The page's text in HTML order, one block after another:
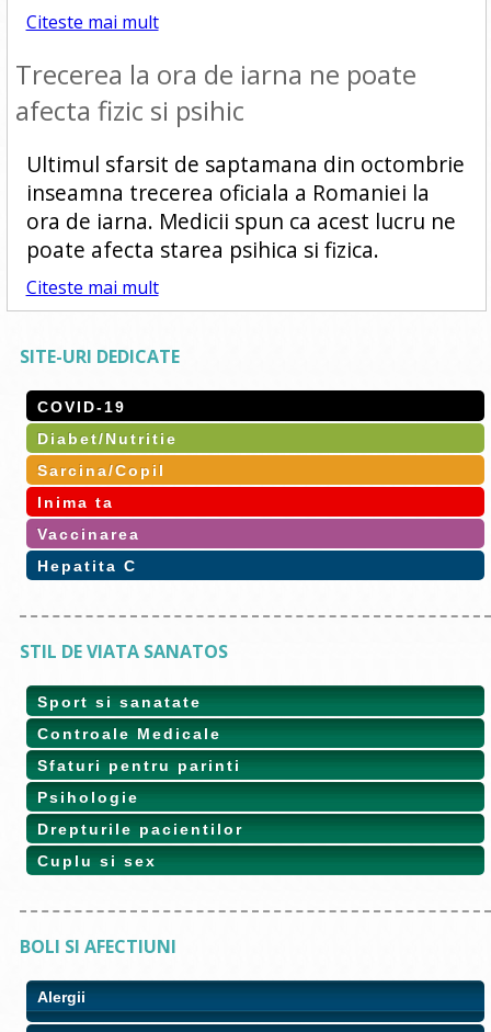
Citeste mai mult
Trecerea la ora de iarna ne poate
afecta fizic si psihic
Ultimul sfarsit de saptamana din octombrie
inseamna trecerea oficiala a Romaniei la
ora de iarna. Medicii spun ca acest lucru ne
poate afecta starea psihica si fizica.
Citeste mai mult
SITE-URI DEDICATE
COVID-19
Diabet/Nutritie
Sarcina/Copil
Inima ta
Vaccinarea
Hepatita C
STIL DE VIATA SANATOS
Sport si sanatate
Controale Medicale
Sfaturi pentru parinti
Psihologie
Drepturile pacientilor
Cuplu si sex
BOLI SI AFECTIUNI
Alergii